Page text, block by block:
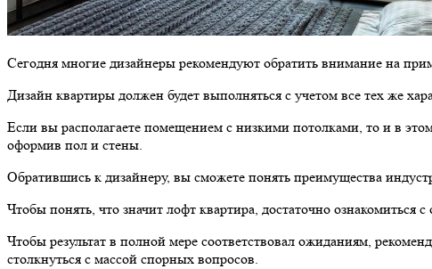
Сегодня многие дизайнеры рекомендуют обратить внимание на
Дизайн квартиры должен будет выполняться с учетом все тех же
Если вы располагаете помещением с низкими потолками, то и в
оформив пол и стены.
Обратившись к дизайнеру, вы сможете понять преимущества
Чтобы понять, что значит лофт квартира, достаточно
Чтобы результат в полной мере соответствовал ожиданиям,
столкнуться с массой спорных вопросов.